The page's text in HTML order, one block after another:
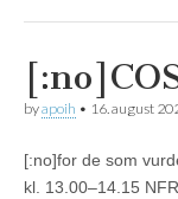
byapoih • 16. august
[:no]for de som
kl. 13.00–14.15